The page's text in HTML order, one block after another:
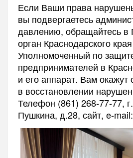
Если Ваши права
вы подвергаетесь
давлению, обращайтесь в
орган Краснодарского
Уполномоченный по
предпринимателей в
и его аппарат. Вам окажут
в восстановлении
Телефон (861) 268-77-77,
Пушкина, д.28, сайт, e-